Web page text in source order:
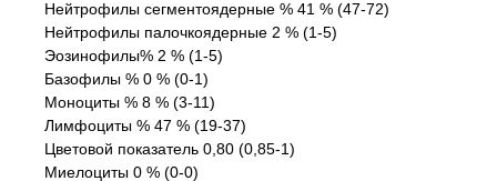
Нейтрофилы сегментоядерные % 41 % (47-72)
Нейтрофилы палочкоядерные 2 % (1-5)
Эозинофилы% 2 % (1-5)
Базофилы % 0 % (0-1)
Моноциты % 8 % (3-11)
Лимфоциты % 47 % (19-37)
Цветовой показатель 0,80 (0,85-1)
Миелоциты 0 % (0-0)